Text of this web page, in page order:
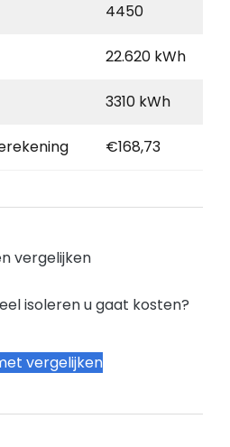
4450
22.620 kWh
3310 kWh
€168,73
vergelijken
isoleren u gaat kosten?
vergelijken